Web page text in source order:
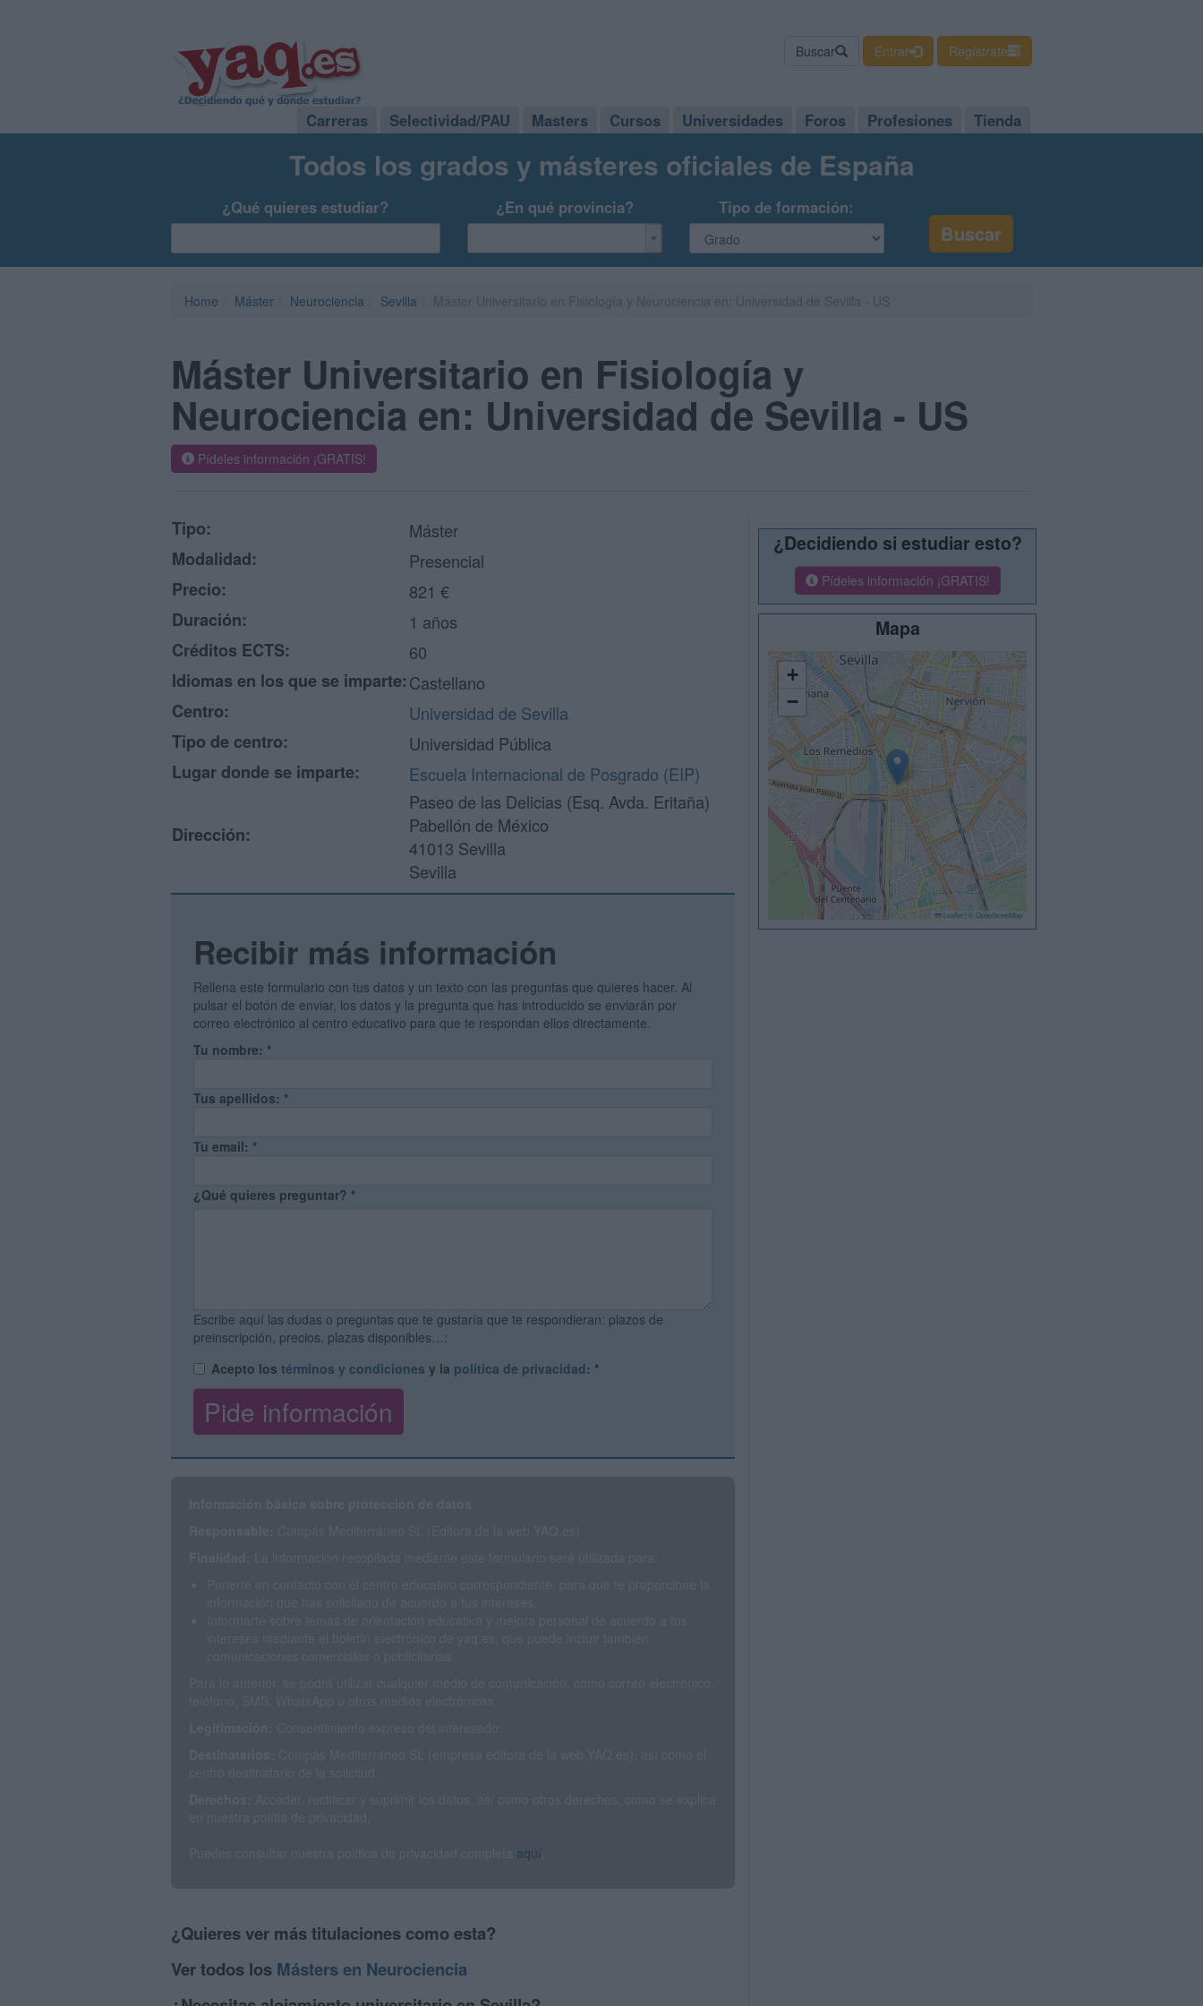
Buscar Entrar Regístrate
Carreras Selectividad/PAU Masters Cursos Universidades Foros Profesiones Tienda
Todos los grados y másteres oficiales de España
¿Qué quieres estudiar? ¿En qué provincia? Tipo de formación:
Home Máster Neurociencia Sevilla
Máster Universitario en Fisiología y
Neurociencia en: Universidad de Sevilla - US
Pídeles información ¡GRATIS!
Tipo:
Máster
Modalidad:
Presencial
Precio:
821 €
Duración:
1 años
Créditos ECTS:
60
Idiomas en los que se imparte:Castellano
Centro:
Universidad de Sevilla
Tipo de centro:
Universidad Pública
Lugar donde se imparte:
Escuela Internacional de Posgrado (EIP)
Dirección:
Paseo de las Delicias (Esq. Avda. Eritaña)
Pabellón de México
41013 Sevilla
Sevilla
Recibir más información
Rellena este formulario con tus datos y un texto con las preguntas que quieres hacer. Al
pulsar el botón de enviar, los datos y la pregunta que has introducido se enviarán por
correo electrónico al centro educativo para que te respondan ellos directamente.
Tu nombre: *
Tus apellidos: *
Tu email: *
¿Qué quieres preguntar? *
Escribe aquí las dudas o preguntas que te gustaría que te respondieran: plazos de
preinscripción, precios, plazas disponibles…:
Acepto los términos y condiciones y la política de privacidad: *
aquí
¿Quieres ver más titulaciones como esta?
Ver todos los Másters en Neurociencia
¿Decidiendo si estudiar esto?
Pídeles información ¡GRATIS!
Mapa
+
−
Leaflet © OpenStreetMap